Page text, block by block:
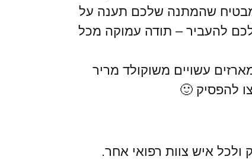
שהמתנה שלכם תענה על
להעביר – תודה עמוקה מכל
עשויים משוקולד מריר
להפסיק 🙂
איש צוות רפואי אחר.